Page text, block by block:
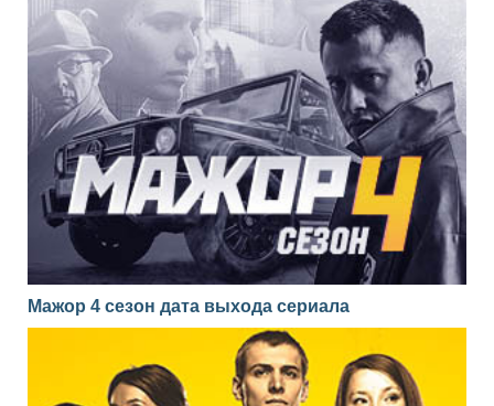
Мажор 4 сезон дата выхода сериала